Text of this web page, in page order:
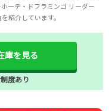
ーテ・ドフラミンゴ リーダー
紹介しています。
庫を見る
度あり